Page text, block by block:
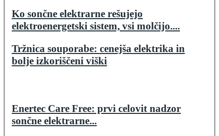
Ko sončne elektrarne rešujejo
elektroenergetski sistem, vsi molčijo....
Tržnica souporabe: cenejša elektrika in
bolje izkoriščeni viški
Enertec Care Free: prvi celovit nadzor
sončne elektrarne...